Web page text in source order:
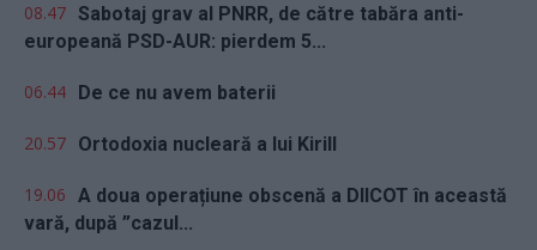
08.47 Sabotaj grav al PNRR, de către tabăra anti-
europeană PSD-AUR: pierdem 5...
06.44 De ce nu avem baterii
20.57 Ortodoxia nucleară a lui Kirill
19.06 A doua operațiune obscenă a DIICOT în această
vară, după ”cazul...